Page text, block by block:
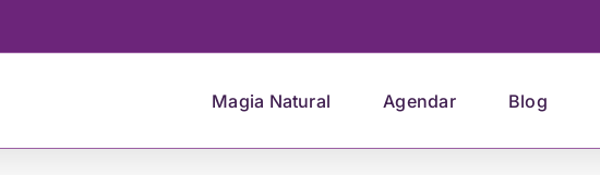
Magia Natural Agendar Blog